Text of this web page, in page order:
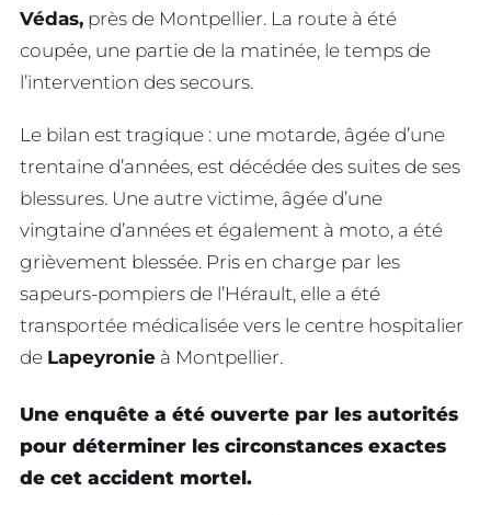
Védas, près de Montpellier. La route à été
coupée, une partie de la matinée, le temps de
l’intervention des secours.
Le bilan est tragique : une motarde, âgée d’une
trentaine d’années, est décédée des suites de ses
blessures. Une autre victime, âgée d’une
vingtaine d’années et également à moto, a été
grièvement blessée. Pris en charge par les
sapeurs-pompiers de l’Hérault, elle a été
transportée médicalisée vers le centre hospitalier
de Lapeyronie à Montpellier.
Une enquête a été ouverte par les autorités
pour déterminer les circonstances exactes
de cet accident mortel.